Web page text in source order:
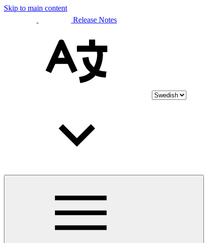
Skip to main content
Release Notes